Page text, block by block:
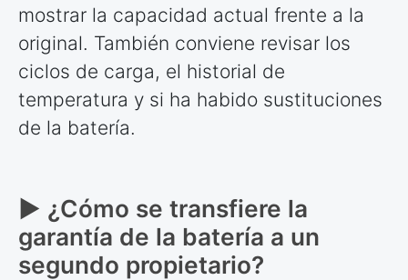
mostrar la capacidad actual frente a la
original. También conviene revisar los
ciclos de carga, el historial de
temperatura y si ha habido sustituciones
de la batería.
► ¿Cómo se transfiere la
garantía de la batería a un
segundo propietario?